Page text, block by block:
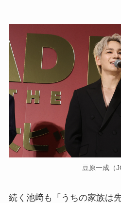
豆原一成（
続く池﨑も「うちの家族は